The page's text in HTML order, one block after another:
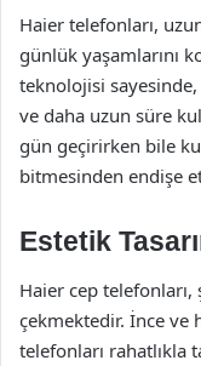
Haier telefonları,
günlük yaşamlarını
teknolojisi
ve daha uzun süre
gün geçirirken bile
bitmesinden endişe
Estetik
Haier cep telefonları,
çekmektedir. İnce ve
telefonları rahatlıkla